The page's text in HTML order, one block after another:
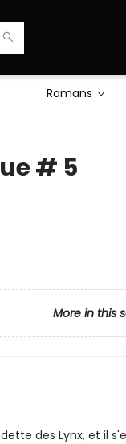
Romans
# 5
More in this
des Lynx, et il